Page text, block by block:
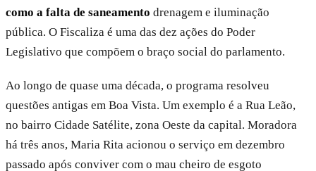
como a falta de saneamento drenagem e iluminação
pública. O Fiscaliza é uma das dez ações do Poder
Legislativo que compõem o braço social do parlamento.
Ao longo de quase uma década, o programa resolveu
questões antigas em Boa Vista. Um exemplo é a Rua Leão,
no bairro Cidade Satélite, zona Oeste da capital. Moradora
há três anos, Maria Rita acionou o serviço em dezembro
passado após conviver com o mau cheiro de esgoto